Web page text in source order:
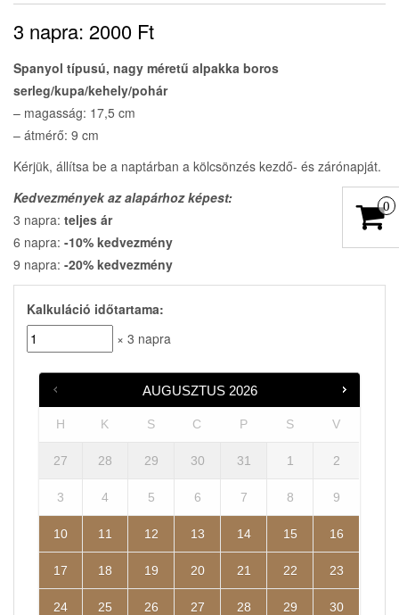
3 napra: 2000 Ft
Spanyol típusú, nagy méretű alpakka boros
serleg/kupa/kehely/pohár
– magasság: 17,5 cm
– átmérő: 9 cm
Kérjük, állítsa be a naptárban a kölcsönzés kezdő- és zárónapját.
Kedvezmények az alapárhoz képest:
3 napra: teljes ár
6 napra: -10% kedvezmény
9 napra: -20% kedvezmény
Kalkuláció időtartama:
× 3 napra
AUGUSZTUS 2026
H K S C P S V
27 28 29 30 31 1 2
3 4 5 6 7 8 9
10 11 12 13 14 15 16
17 18 19 20 21 22 23
24 25 26 27 28 29 30
0